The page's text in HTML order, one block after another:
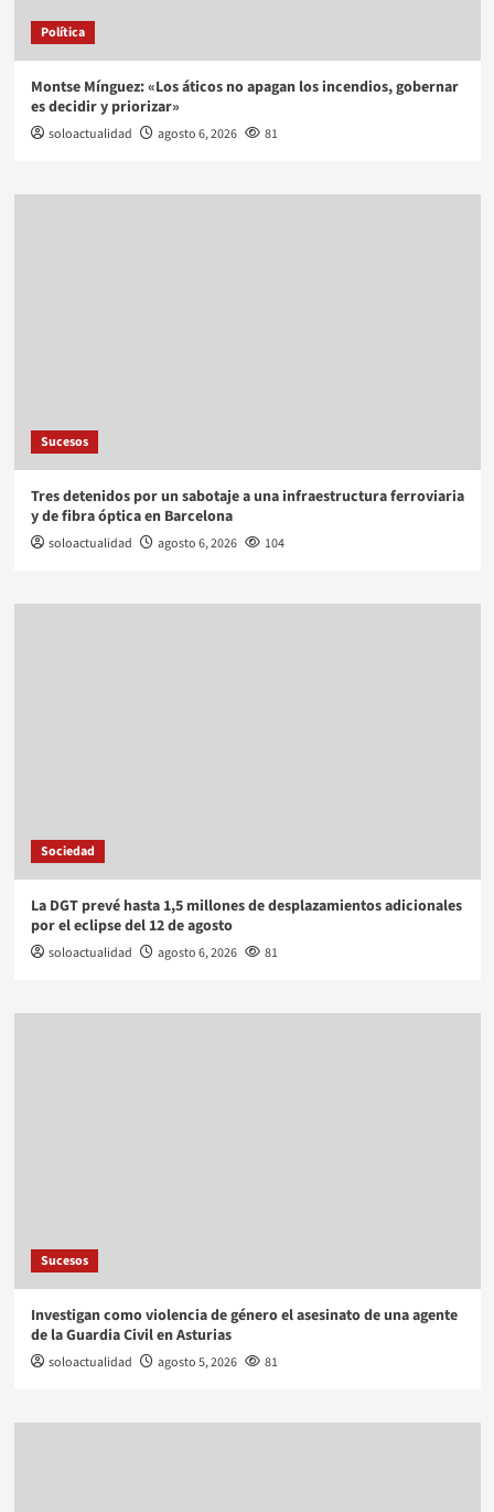
Política
Montse Mínguez: «Los áticos no apagan los incendios, gobernar
es decidir y priorizar»
soloactualidad agosto 6, 2026 81
Sucesos
Tres detenidos por un sabotaje a una infraestructura ferroviaria
y de fibra óptica en Barcelona
soloactualidad agosto 6, 2026 104
Sociedad
La DGT prevé hasta 1,5 millones de desplazamientos adicionales
por el eclipse del 12 de agosto
soloactualidad agosto 6, 2026 81
Sucesos
Investigan como violencia de género el asesinato de una agente
de la Guardia Civil en Asturias
soloactualidad agosto 5, 2026 81